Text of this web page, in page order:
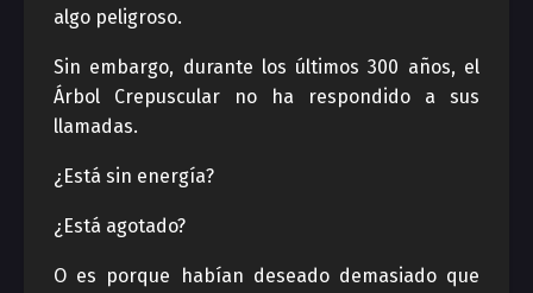
algo peligroso.
Sin embargo, durante los últimos 300 años, el
Árbol Crepuscular no ha respondido a sus
llamadas.
¿Está sin energía?
¿Está agotado?
O es porque habían deseado demasiado que